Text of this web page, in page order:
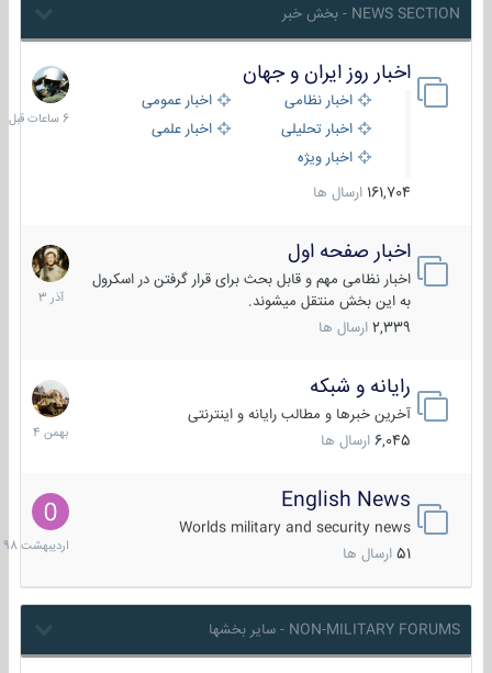
NEWS SECTION - بخش خبر
اخبار روز ایران و جهان
اخبار نظامی
اخبار عمومی
اخبار تحلیلی
اخبار علمی
اخبار ویژه
161,704 ارسال ها
6
ساعات
قبل
اخبار صفحه اول
اخبار نظامی مهم و قابل بحث برای قرار گرفتن در اسکرول
به این بخش منتقل میشوند.
2,339 ارسال ها
7
آذر
1403
رایانه و شبکه
آخرین خبرها و مطالب رایانه و اینترنتی
6,045 ارسال ها
30
بهمن
1404
English News
Worlds military and security news
51 ارسال ها
10
1398
NON-MILITARY FORUMS - سایر بخشها